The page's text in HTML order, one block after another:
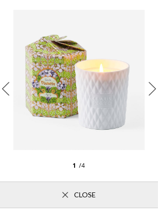
1 /4
CLOSE